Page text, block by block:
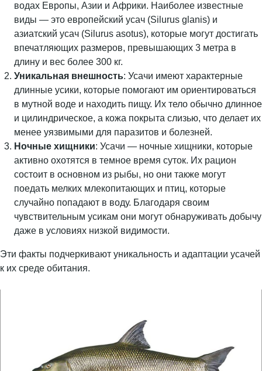
водах Европы, Азии и Африки. Наиболее известные
виды — это европейский усач (Silurus glanis) и
азиатский усач (Silurus asotus), которые могут достигать
впечатляющих размеров, превышающих 3 метра в
длину и вес более 300 кг.
Уникальная внешность: Усачи имеют характерные
длинные усики, которые помогают им ориентироваться
в мутной воде и находить пищу. Их тело обычно длинное
и цилиндрическое, а кожа покрыта слизью, что делает их
менее уязвимыми для паразитов и болезней.
Ночные хищники: Усачи — ночные хищники, которые
активно охотятся в темное время суток. Их рацион
состоит в основном из рыбы, но они также могут
поедать мелких млекопитающих и птиц, которые
случайно попадают в воду. Благодаря своим
чувствительным усикам они могут обнаруживать добычу
даже в условиях низкой видимости.
Эти факты подчеркивают уникальность и адаптации усачей
к их среде обитания.